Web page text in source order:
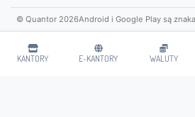
KANTORY E-KANTORY WALUTY
© Quantor 2026Android i Google Play są